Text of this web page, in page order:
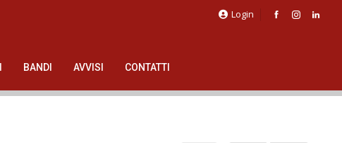
Login
BANDI AVVISI CONTATTI